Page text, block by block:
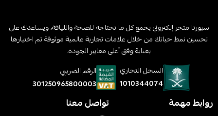
سبورتا متجر إلكتروني يجمع كل ما تحتاجه للصحة واللياقة، ويساعدك على
تحسين نمط حياتك من خلال علامات تجارية عالمية موثوقة تم اختيارها
بعناية وفق أعلى معايير الجودة.
السجل التجاري
1010344074
الرقم الضريبي
301250965800003
روابط مهمة تواصل معنا